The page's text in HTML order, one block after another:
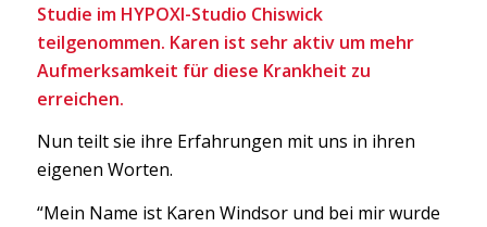
Studie im HYPOXI-Studio Chiswick
teilgenommen. Karen ist sehr aktiv um mehr
Aufmerksamkeit für diese Krankheit zu
erreichen.
Nun teilt sie ihre Erfahrungen mit uns in ihren
eigenen Worten.
“Mein Name ist Karen Windsor und bei mir wurde